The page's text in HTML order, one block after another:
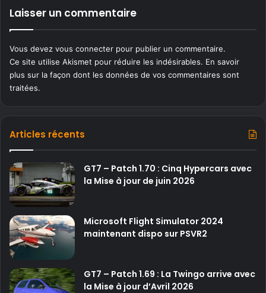
Laisser un commentaire
Vous devez vous connecter pour publier un commentaire.
Ce site utilise Akismet pour réduire les indésirables. En savoir
plus sur la façon dont les données de vos commentaires sont
traitées.
Articles récents
GT7 – Patch 1.70 : Cinq Hypercars avec
la Mise à jour de juin 2026
Microsoft Flight Simulator 2024
maintenant dispo sur PSVR2
GT7 – Patch 1.69 : La Twingo arrive avec
la Mise à jour d’Avril 2026